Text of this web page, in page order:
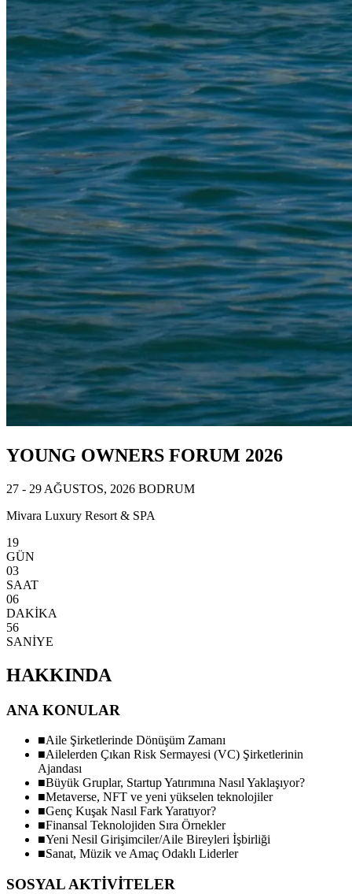
YOUNG OWNERS FORUM 2026
27 - 29 AĞUSTOS, 2026 BODRUM
Mivara Luxury Resort & SPA
19
GÜN
03
SAAT
06
DAKİKA
53
SANİYE
HAKKINDA
ANA KONULAR
■Aile Şirketlerinde Dönüşüm Zamanı
■Ailelerden Çıkan Risk Sermayesi (VC) Şirketlerinin
Ajandası
■Büyük Gruplar, Startup Yatırımına Nasıl Yaklaşıyor?
■Metaverse, NFT ve yeni yükselen teknolojiler
■Genç Kuşak Nasıl Fark Yaratıyor?
■Finansal Teknolojiden Sıra Örnekler
■Yeni Nesil Girişimciler/Aile Bireyleri İşbirliği
■Sanat, Müzik ve Amaç Odaklı Liderler
SOSYAL AKTİVİTELER